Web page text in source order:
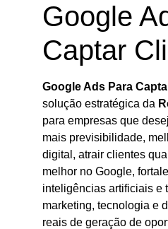
Google
Captar
Google Ads Para
solução estratégica da
para empresas que
mais previsibilidade,
digital, atrair clientes
melhor no Google,
inteligências artificiais e
marketing, tecnologia e
reais de geração de